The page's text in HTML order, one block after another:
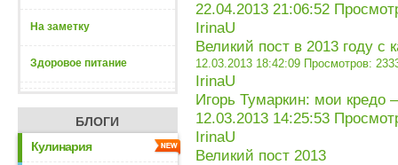
На заметку
Здоровое питание
БЛОГИ
Кулинария
22.04.2013 21:06:52
IrinaU
Великий пост в 2013 году с
12.03.2013 18:42:09 Просмотров:
IrinaU
Игорь Тумаркин: мои кредо
12.03.2013 14:25:53
IrinaU
Великий пост 2013